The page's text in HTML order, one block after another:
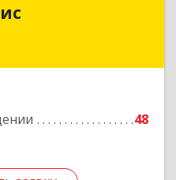
48
обл, Пронский р-н,
Подробнее